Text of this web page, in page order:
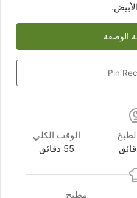
الوصفة
الوقت الكلي
55 دقائق
دقائق
مطبخ